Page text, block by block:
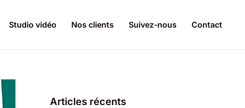
Studio vidéo Nos clients Suivez-nous Contact
Articles récents